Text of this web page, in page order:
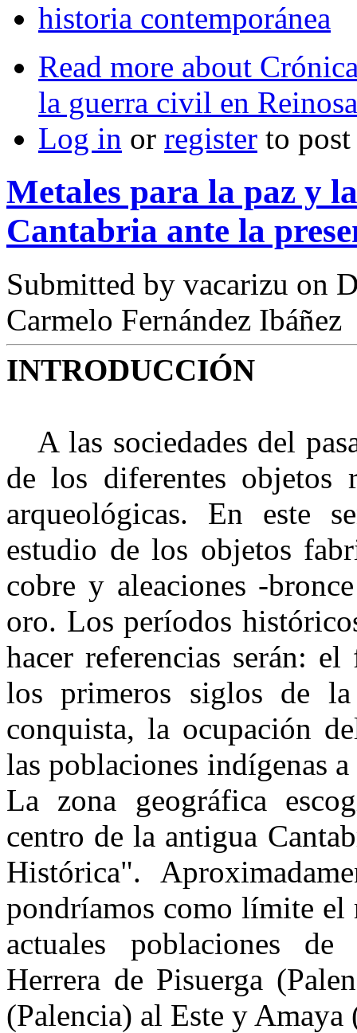
historia contemporánea
Read more about
la guerra civil en
Log in or register to
Metales para la paz y
Cantabria ante la
Submitted by vacarizu on
Carmelo Fernández Ibáñez
INTRODUCCIÓN
A las sociedades del
de los diferentes objetos
arqueológicas. En este
estudio de los objetos
cobre y aleaciones -
oro. Los períodos
hacer referencias serán:
los primeros siglos de
conquista, la ocupación
las poblaciones indígenas
La zona geográfica
centro de la antigua
Histórica".
pondríamos como límite el
actuales poblaciones
Herrera de Pisuerga
(Palencia) al Este y Amaya